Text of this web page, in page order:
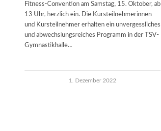
Fitness-Convention am Samstag, 15. Oktober, ab
13 Uhr, herzlich ein. Die Kursteilnehmerinnen
und Kursteilnehmer erhalten ein unvergessliches
und abwechslungsreiches Programm in der TSV-
Gymnastikhalle…
1. Dezember 2022